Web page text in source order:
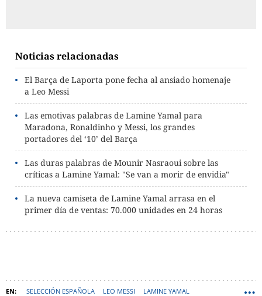
Noticias relacionadas
El Barça de Laporta pone fecha al ansiado homenaje
a Leo Messi
Las emotivas palabras de Lamine Yamal para
Maradona, Ronaldinho y Messi, los grandes
portadores del ‘10’ del Barça
Las duras palabras de Mounir Nasraoui sobre las
críticas a Lamine Yamal: "Se van a morir de envidia"
La nueva camiseta de Lamine Yamal arrasa en el
primer día de ventas: 70.000 unidades en 24 horas
SELECCIÓN ESPAÑOLA LEO MESSI LAMINE YAMAL